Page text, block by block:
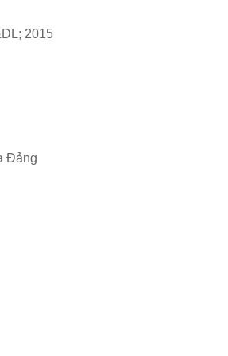
2015
Đảng